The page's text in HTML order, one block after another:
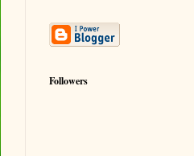
Followers